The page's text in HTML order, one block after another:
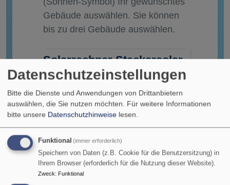
Gebäude auswählen. Sie können
bis zu drei Gebäude auswählen.
Solarrechner Steckersolar,
Neubauten und Fassaden
Mit dem Solarrechner
Steckersolar, Neubauten und
Fassadenkann im Solarkataster
eine Photovoltaikanlage auf
Neubauten, an Fassaden oder
sonstige Gebäudeflächen (z.B. im
Datenschutzeinstellungen
Bitte die Dienste und Anwendungen von Drittanbietern
auswählen, die Sie nutzen möchten. Für weitere Informationen
bitte unsere Datenschutzhinweise lesen.
Funktional (immer erforderlich)
Speichern von Daten (z.B. Cookie für die Benutzersitzung) in
Ihrem Browser (erforderlich für die Nutzung dieser Website).
Zweck: Funktional